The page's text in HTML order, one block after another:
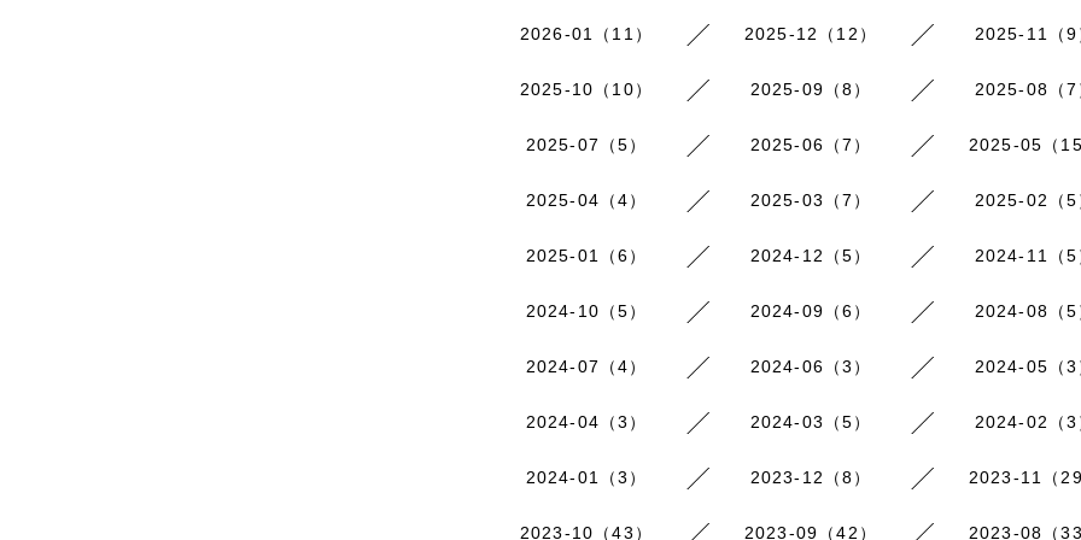
2026-01（11） 2025-12（12） 2025-11（9
2025-10（10） 2025-09（8） 2025-08（7
2025-07（5） 2025-06（7） 2025-05（15
2025-04（4） 2025-03（7） 2025-02（5
2025-01（6） 2024-12（5） 2024-11（5
2024-10（5） 2024-09（6） 2024-08（5
2024-07（4） 2024-06（3） 2024-05（3
2024-04（3） 2024-03（5） 2024-02（3
2024-01（3） 2023-12（8） 2023-11（29
2023-10（43） 2023-09（42） 2023-08（33